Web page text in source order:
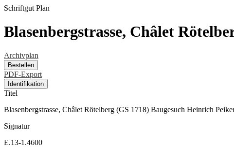
Schriftgut Plan
Blasenbergstrasse, Châlet
Archivplan
Bestellen
PDF-Export
Identifikation
Titel
Blasenbergstrasse, Châlet Rötelberg (GS 1718) Baugesuch Heinrich
Signatur
E.13-1.4600